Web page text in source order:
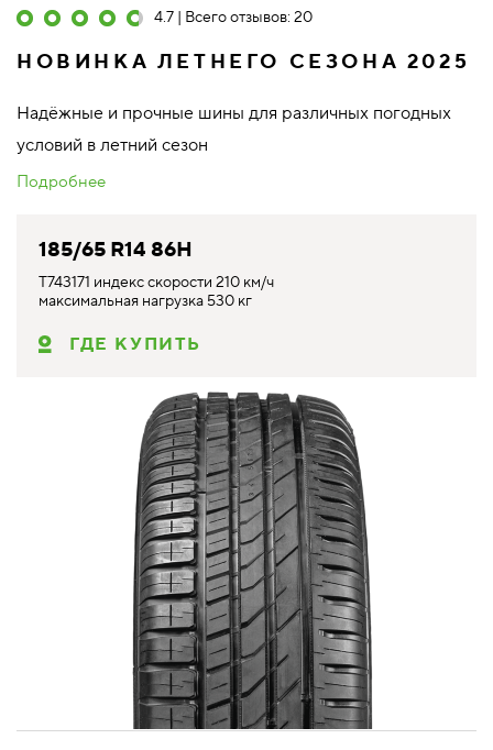
4.7 | Всего отзывов: 20
НОВИНКА ЛЕТНЕГО СЕЗОНА 2025
Надёжные и прочные шины для различных погодных
условий в летний сезон
Подробнее
185/65 R14 86H
T743171 индекс скорости 210 км/ч
максимальная нагрузка 530 кг
ГДЕ КУПИТЬ